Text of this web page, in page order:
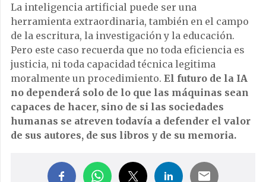
La inteligencia artificial puede ser una
herramienta extraordinaria, también en el campo
de la escritura, la investigación y la educación.
Pero este caso recuerda que no toda eficiencia es
justicia, ni toda capacidad técnica legitima
moralmente un procedimiento. El futuro de la IA
no dependerá solo de lo que las máquinas sean
capaces de hacer, sino de si las sociedades
humanas se atreven todavía a defender el valor
de sus autores, de sus libros y de su memoria.